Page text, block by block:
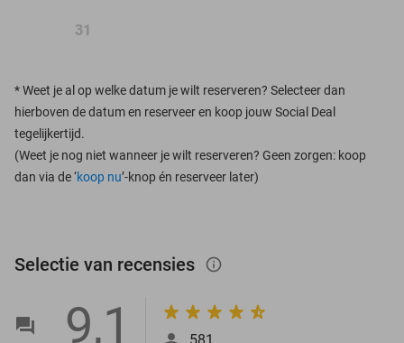
31
*Weet je al op welke datum je wilt reserveren? Selecteer dan
hierboven de datum en reserveer en koop jouw Social Deal
tegelijkertijd.
(Weet je nog niet wanneer je wilt reserveren? Geen zorgen: koop
dan via de ‘koop nu’-knop én reserveer later)
Selectie van recensies info_outlined
9,1